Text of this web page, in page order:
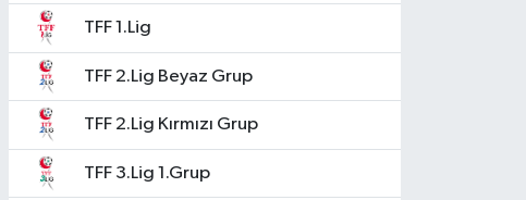
TFF 1.Lig
TFF 2.Lig Beyaz Grup
TFF 2.Lig Kırmızı Grup
TFF 3.Lig 1.Grup